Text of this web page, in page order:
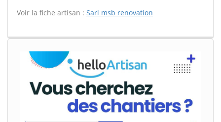
Voir la fiche artisan : Sarl msb renovation